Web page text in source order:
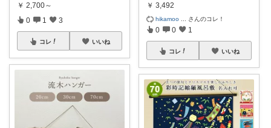
￥ 2,700～
0 1 3
コレ いいね
￥ 3,492
hikamoo さんのコレ！
0 0 1
コレ いいね